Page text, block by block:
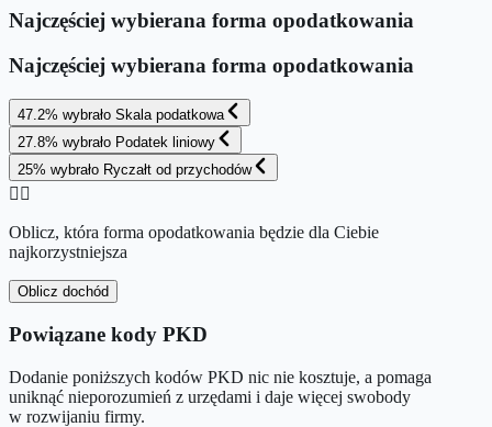
Najczęściej wybierana forma opodatkowania
Najczęściej wybierana forma opodatkowania
47.2% wybrało Skala podatkowa
27.8% wybrało Podatek liniowy
25% wybrało Ryczałt od przychodów
👉🏻
Oblicz, która forma opodatkowania będzie dla Ciebie
najkorzystniejsza
Oblicz dochód
Powiązane kody PKD
Dodanie poniższych kodów PKD nic nie kosztuje, a pomaga
uniknąć nieporozumień z urzędami i daje więcej swobody
w rozwijaniu firmy.